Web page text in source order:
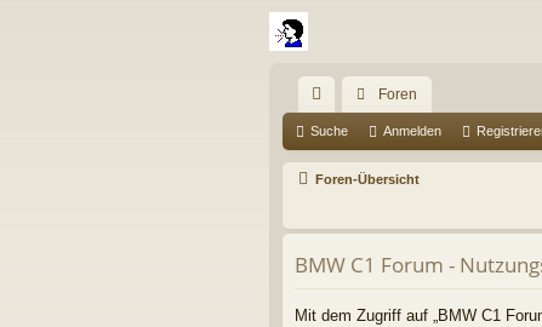
ch
ne
riff
Foren
Suche Anmelden
Foren-Übersicht
BMW C1 Forum -
Mit dem Zugriff auf „BMW C1